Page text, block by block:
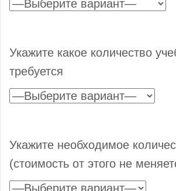
Укажите какое количество
требуется
Укажите необходимое
(стоимость от этого не